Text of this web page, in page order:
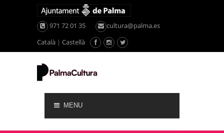
971 72 01 35
cultura@palma.es
Català | Castellà
MENU